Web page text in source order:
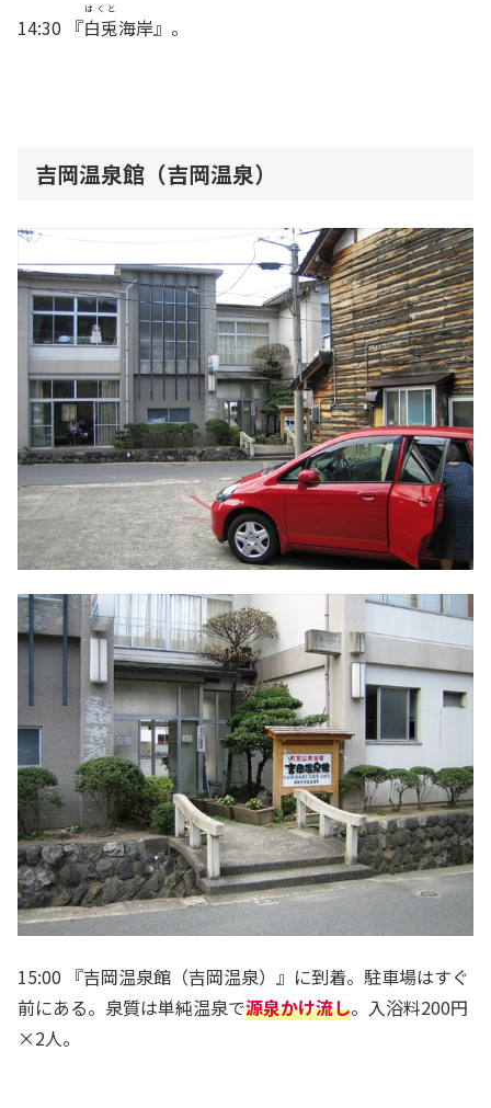
14:30 『白兎
はくと
海岸』。
吉岡温泉館（吉岡温泉）
15:00 『吉岡温泉館（吉岡温泉）』に到着。駐車場はすぐ
前にある。泉質は単純温泉で源泉かけ流し。入浴料200円
×2人。